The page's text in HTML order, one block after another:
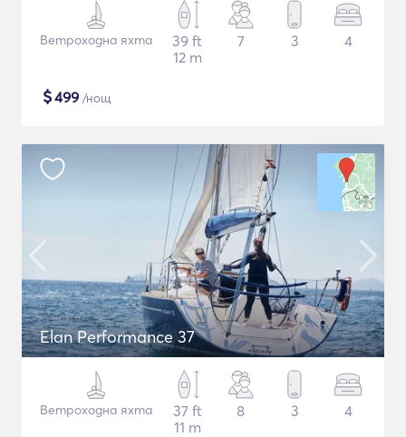
Ветроходна яхта
39 ft
12 m
7 3 4
$499 /нощ
Elan Performance 37
Ветроходна яхта
37 ft
11 m
8 3 4